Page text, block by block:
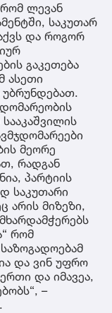
ლევან
საკუთარ
და როგორ
გაკეთება
ასეთი
უბრუნდებათ.
მეორე
რადგან
პარტიის
საკუთარი
არის მიზეზი,
რომ
და ვინ უფრო
და იმავეა,
–